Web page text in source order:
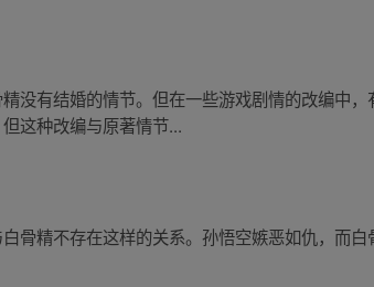
没有结婚的情节。但在一些游戏剧情的改编中
这种改编与原著情节...
骨精不存在这样的关系。孙悟空嫉恶如仇，而